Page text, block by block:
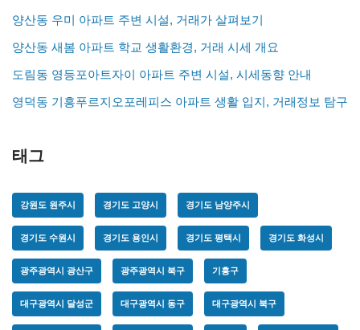
양산동 우미 아파트 주변 시설, 거래가 살펴보기
양산동 새봄 아파트 학교 생활환경, 거래 시세 개요
도림동 영등포아트자이 아파트 주변 시설, 시세동향 안내
영덕동 기흥푸르지오포레피스 아파트 생활 입지, 거래정보 탐구
태그
강원도 원주시 경기도 고양시 경기도 남양주시
경기도 수원시 경기도 용인시 경기도 평택시 경기도 화성시
광주광역시 광산구 광주광역시 북구 기흥구
대구광역시 달성군 대구광역시 동구 대구광역시 북구